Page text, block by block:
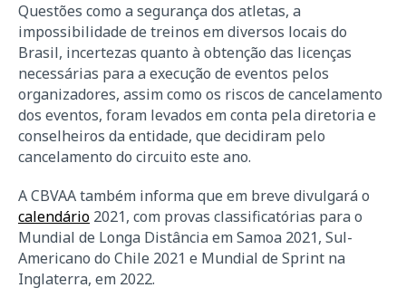
Questões como a segurança dos atletas, a
impossibilidade de treinos em diversos locais do
Brasil, incertezas quanto à obtenção das licenças
necessárias para a execução de eventos pelos
organizadores, assim como os riscos de cancelamento
dos eventos, foram levados em conta pela diretoria e
conselheiros da entidade, que decidiram pelo
cancelamento do circuito este ano.
A CBVAA também informa que em breve divulgará o
calendário 2021, com provas classificatórias para o
Mundial de Longa Distância em Samoa 2021, Sul-
Americano do Chile 2021 e Mundial de Sprint na
Inglaterra, em 2022.